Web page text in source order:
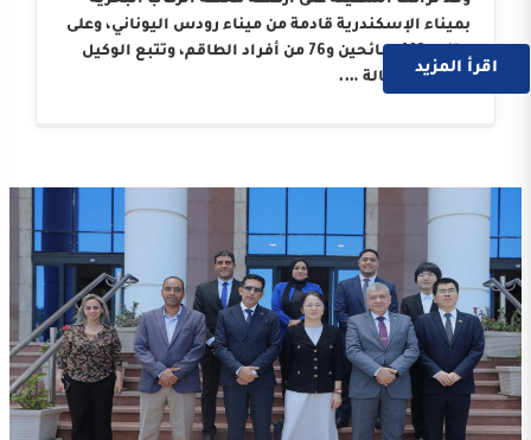
بميناء الإسكندرية قادمة من ميناء رودس اليوناني، وعلى
متنها 103 سائحين و76 من أفراد الطاقم، وتتبع الوكيل
الملاحي “وكالة ….
اقرأ المزيد